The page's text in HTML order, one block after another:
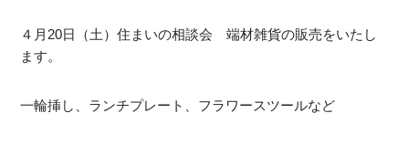
４月20日（土）住まいの相談会 端材雑貨の販売をいたし
ます。
一輪挿し、ランチプレート、フラワースツールなど